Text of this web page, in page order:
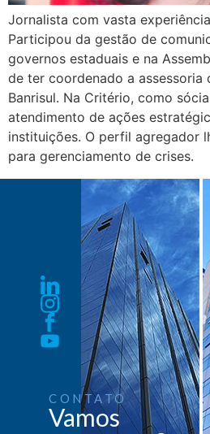
Jornalista com vasta
Participou da gestão de
governos estaduais e na
de ter coordenado a assessoria
Banrisul. Na Critério, como
atendimento de ações
instituições. O perfil agregador
para gerenciamento de crises.
CONTATO
Vamos